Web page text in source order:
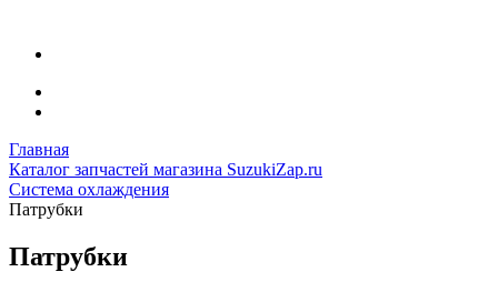
Главная
Каталог запчастей магазина SuzukiZap.ru
Система охлаждения
Патрубки
Патрубки